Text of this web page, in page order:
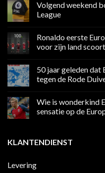
Volgend weekend
League
op
weekend
media
in
Premier
Ronaldo eerste
voor zijn land
op
Ronaldo
eerste
meer
100
land
scoort
50 jaar geleden dat
tegen de Rode
op
jaar
nog
eens
tegen
Wie is wonderkind
sensatie op de
Wie
is
Haaland,
KLANTENDIENST
Levering